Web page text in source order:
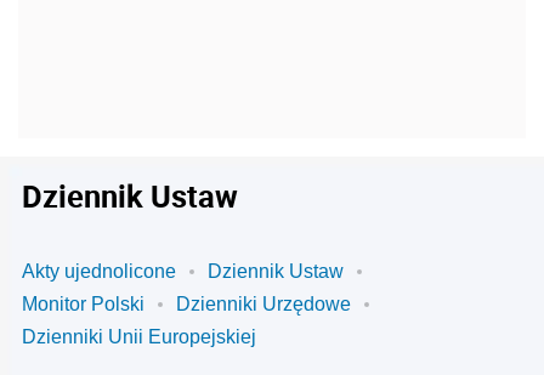
Dziennik Ustaw
Akty ujednolicone
Dziennik Ustaw
Monitor Polski
Dzienniki Urzędowe
Dzienniki Unii Europejskiej